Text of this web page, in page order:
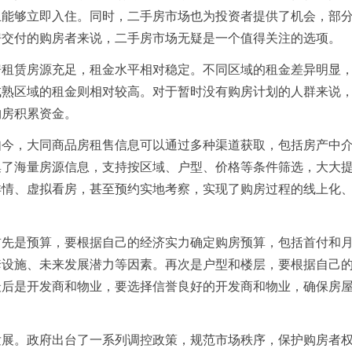
够立即入住。同时，二手房市场也为投资者提供了机会，部
付的购房者来说，二手房市场无疑是一个值得关注的选项。
赁房源充足，租金水平相对稳定。不同区域的租金差异明显
区域的租金则相对较高。对于暂时没有购房计划的人群来说
积累资金。
，大同商品房租售信息可以通过多种渠道获取，包括房产中
海量房源信息，支持按区域、户型、价格等条件筛选，大大
、虚拟看房，甚至预约实地考察，实现了购房过程的线上化
是预算，要根据自己的经济实力确定购房预算，包括首付和
施、未来发展潜力等因素。再次是户型和楼层，要根据自己
是开发商和物业，要选择信誉良好的开发商和物业，确保房
。政府出台了一系列调控政策，规范市场秩序，保护购房者